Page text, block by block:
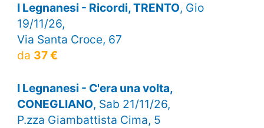
I Legnanesi - Ricordi, TRENTO, Gio
19/11/26,
Via Santa Croce, 67
da 37 €
I Legnanesi - C'era una volta,
CONEGLIANO, Sab 21/11/26,
P.zza Giambattista Cima, 5